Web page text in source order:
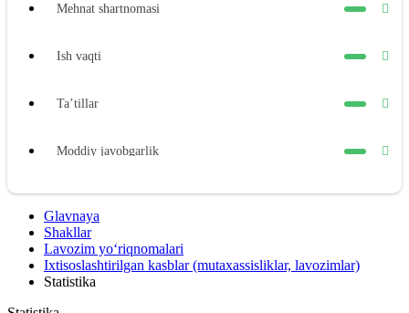
Mehnat shartnomasi
Ish vaqti
Ta’tillar
Moddiy javobgarlik
Xodimning moddiy javobgarligi
Intizomiy jazo
Glavnaya
Shakllar
Lavozim yoʻriqnomalari
Iхtisoslashtirilgan kasblar (mutaхassisliklar, lavozimlar)
Statistika